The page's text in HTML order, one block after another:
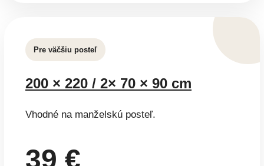
Pre väčšiu posteľ
200 × 220 / 2× 70 × 90 cm
Vhodné na manželskú posteľ.
39 €